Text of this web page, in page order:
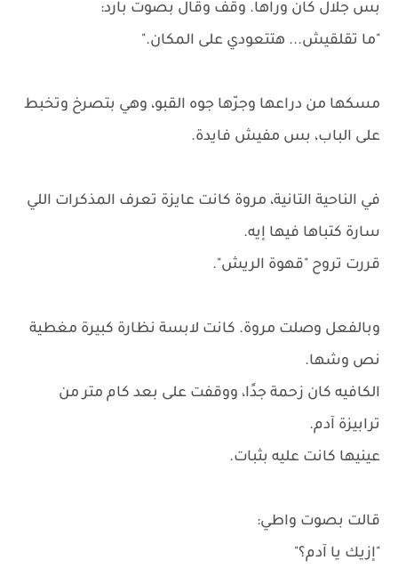
بس جلال كان وراها. وقف وقال بصوت بارد:
"ما تقلقيش... هتتعودي على المكان."
مسكها من دراعها وجرّها جوه القبو، وهي بتصرخ وتخبط
على الباب، بس مفيش فايدة.
في الناحية التانية، مروة كانت عايزة تعرف المذكرات اللي
سارة كتباها فيها إيه.
قررت تروح "قهوة الريش".
وبالفعل وصلت مروة. كانت لابسة نظارة كبيرة مغطية
نص وشها.
الكافيه كان زحمة جدًا، ووقفت على بعد كام متر من
ترابيزة آدم.
عينيها كانت عليه بثبات.
قالت بصوت واطي:
"إزيك يا آدم؟"